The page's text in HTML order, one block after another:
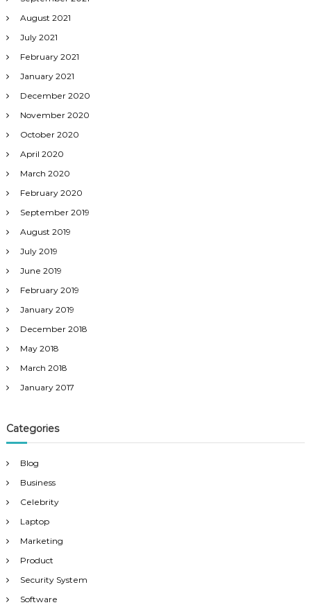
August 2021
July 2021
February 2021
January 2021
December 2020
November 2020
October 2020
April 2020
March 2020
February 2020
September 2019
August 2019
July 2019
June 2019
February 2019
January 2019
December 2018
May 2018
March 2018
January 2017
Categories
Blog
Business
Celebrity
Laptop
Marketing
Product
Security System
Software